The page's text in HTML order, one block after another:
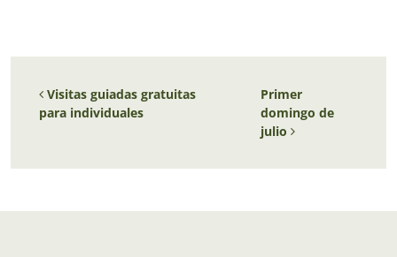
Navegación de entradas
Visitas guiadas gratuitas
para individuales
Primer
domingo de
julio